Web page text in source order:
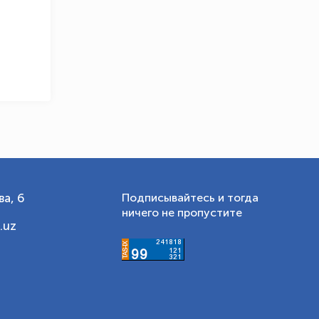
6
Подписывайтесь и тогда
ничего не пропустите